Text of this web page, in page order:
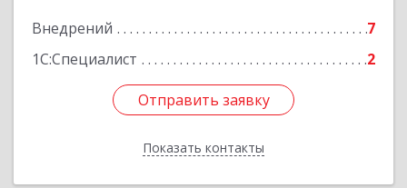
Внедрений
7
1С:Специалист
2
Отправить заявку
Показать контакты
Отправить заявку
Назад